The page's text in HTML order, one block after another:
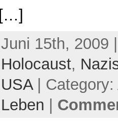
[…]
Juni 15th, 2009
Holocaust,
USA| Category:
Leben